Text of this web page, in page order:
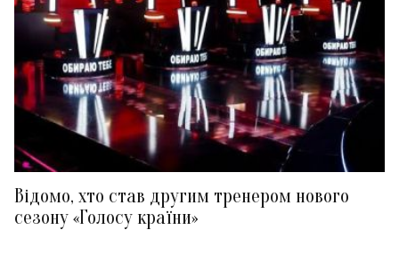
Відомо, хто став другим тренером нового
сезону «Голосу країни»